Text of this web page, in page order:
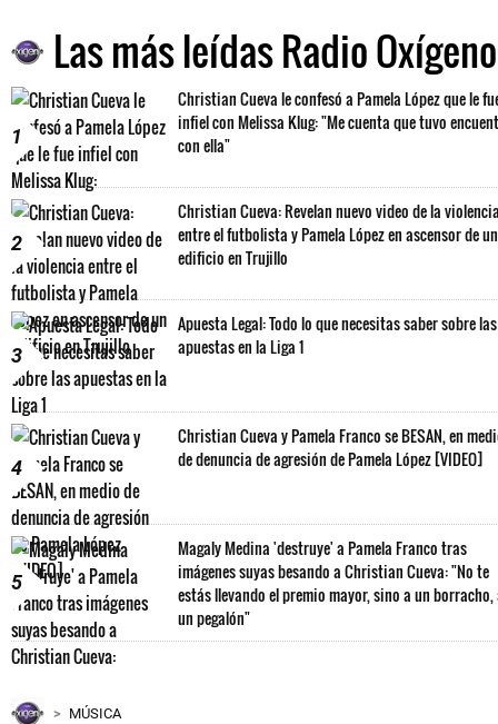
Las más leídas Radio Oxígeno
1
Christian Cueva le confesó a Pamela López que le
infiel con Melissa Klug: "Me cuenta que tuvo
con ella"
2
Christian Cueva: Revelan nuevo video de la
entre el futbolista y Pamela López en ascensor de un
edificio en Trujillo
3
Apuesta Legal: Todo lo que necesitas saber sobre las
apuestas en la Liga 1
4
Christian Cueva y Pamela Franco se BESAN, en
de denuncia de agresión de Pamela López [VIDEO]
5
Magaly Medina 'destruye' a Pamela Franco tras
imágenes suyas besando a Christian Cueva: "No te
estás llevando el premio mayor, sino a un borracho,
un pegalón"
MÚSICA